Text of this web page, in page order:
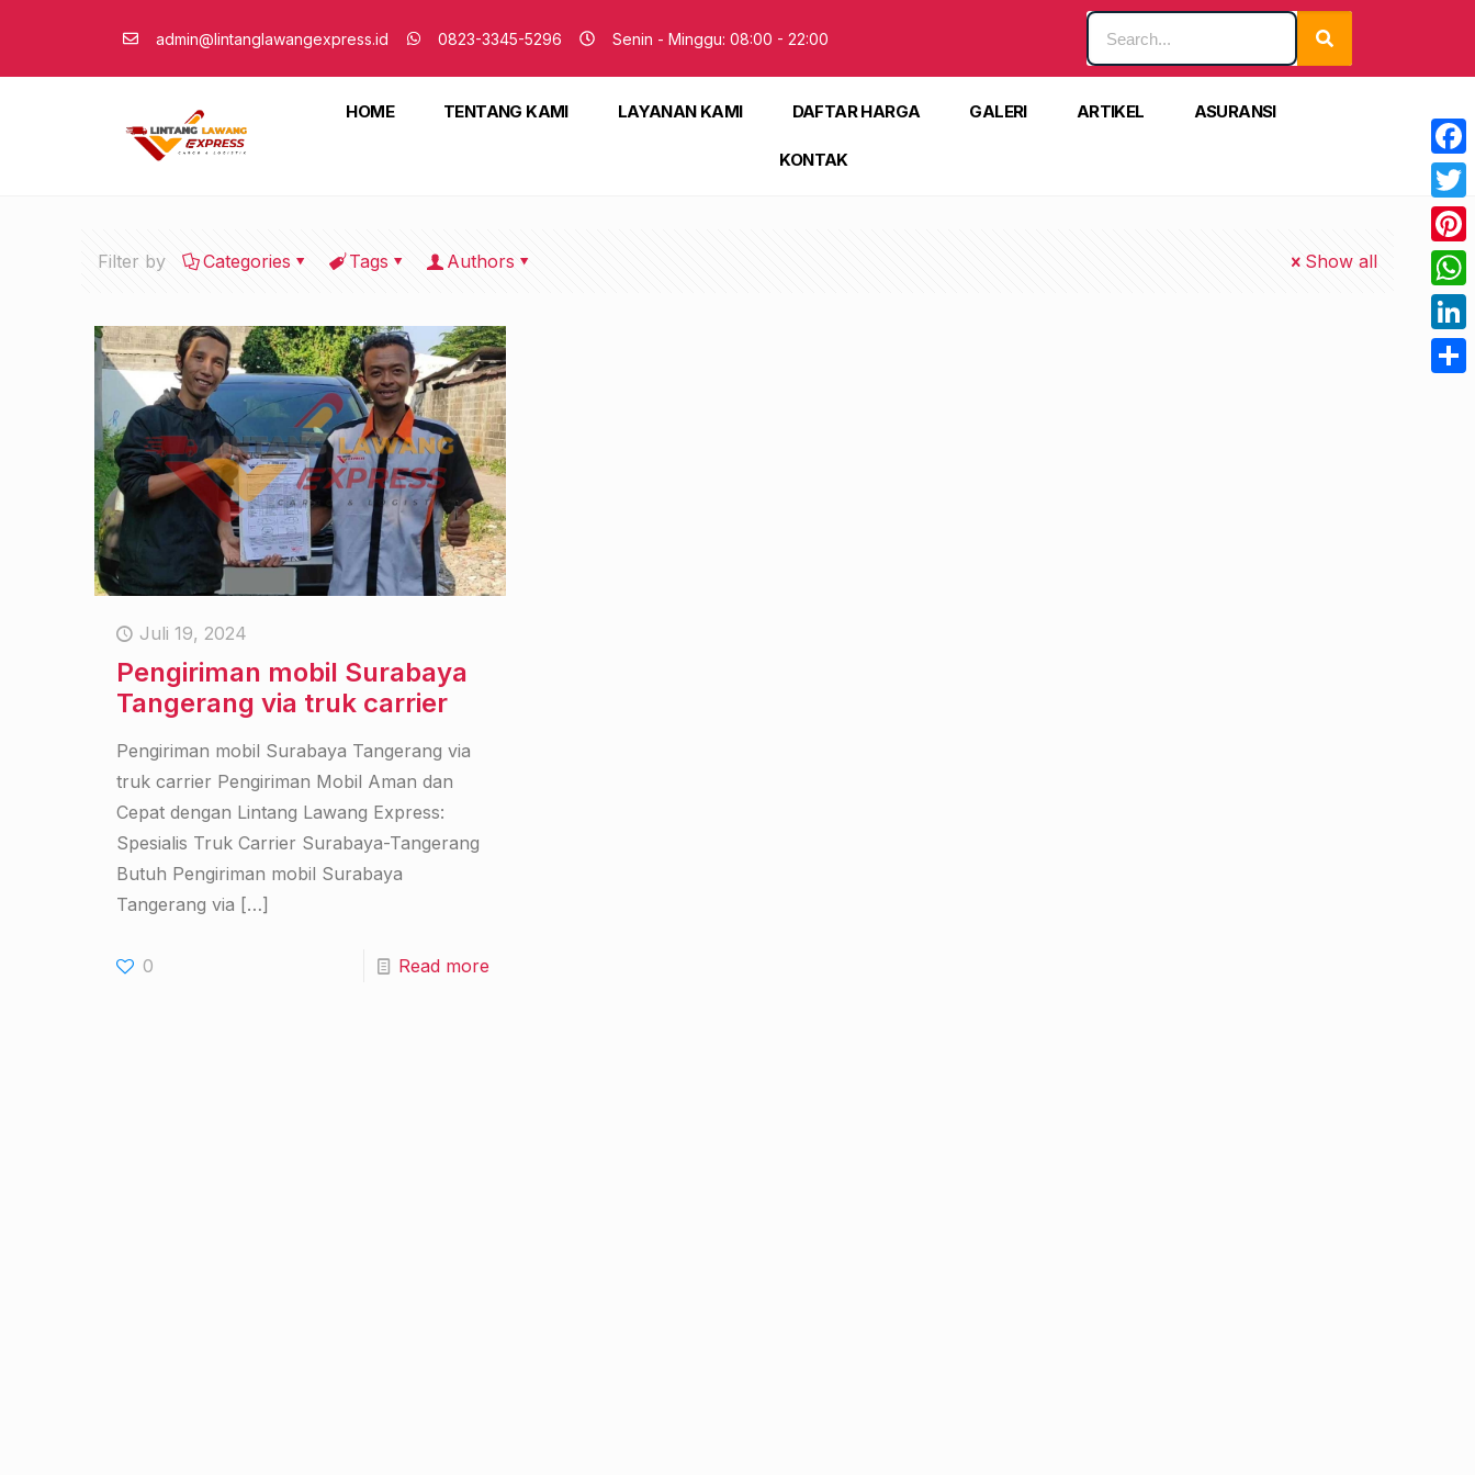
admin@lintanglawangexpress.id 0823-3345-5296 Senin - Minggu: 08:00 - 22:00
HOME TENTANG KAMI LAYANAN KAMI DAFTAR HARGA GALERI ARTIKEL ASURANSI
KONTAK
Filter by Categories Tags Authors Show all
Juli 19, 2024
Pengiriman mobil Surabaya
Tangerang via truk carrier
Pengiriman mobil Surabaya Tangerang via
truk carrier Pengiriman Mobil Aman dan
Cepat dengan Lintang Lawang Express:
Spesialis Truk Carrier Surabaya-Tangerang
Butuh Pengiriman mobil Surabaya
Tangerang via […]
0 Read more